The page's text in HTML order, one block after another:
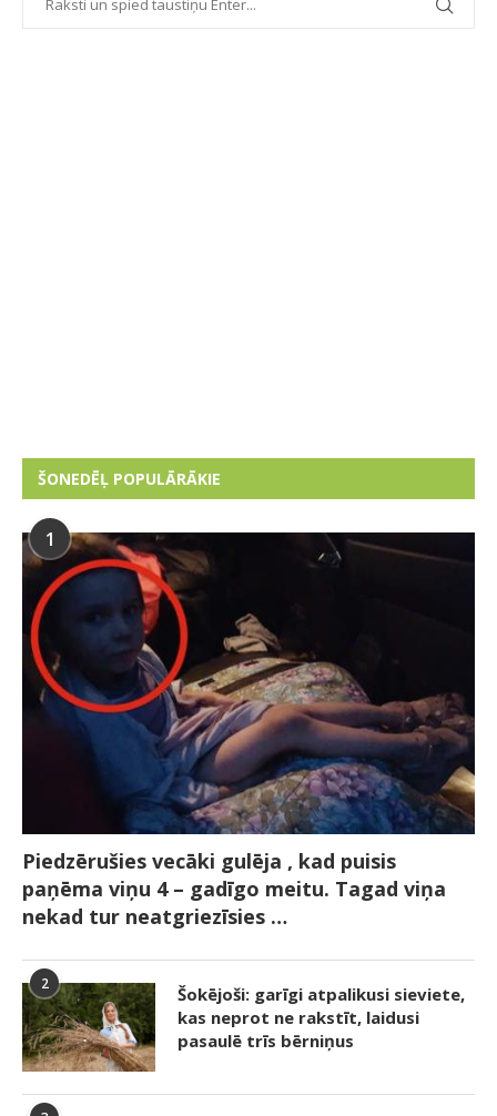
ŠONEDĒĻ POPULĀRĀKIE
1
Piedzērušies vecāki gulēja , kad puisis
paņēma viņu 4 – gadīgo meitu. Tagad viņa
nekad tur neatgriezīsies …
2
Šokējoši: garīgi atpalikusi sieviete,
kas neprot ne rakstīt, laidusi
pasaulē trīs bērniņus